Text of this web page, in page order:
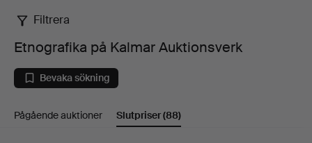
Etnografika
på
Kalmar
Auktionsverk
Filtrera
Etnografika på Kalmar Auktionsverk
Bevaka sökning
Pågående auktioner Slutpriser(88)